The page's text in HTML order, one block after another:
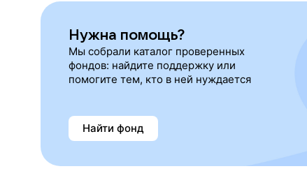
Нужна помощь?
Мы собрали каталог проверенных
фондов: найдите поддержку или
помогите тем, кто в ней нуждается
Найти фонд